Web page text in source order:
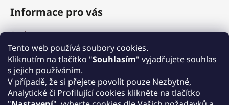
Tento web používá soubory cookies.
Kliknutím na tlačítko "Souhlasím" vyjadřujete souhlas
s jejich používáním.
V případě, že si přejete povolit pouze Nezbytné,
Analytické či Profilující cookies klikněte na tlačítko
Informace pro vás
O nás
Výhody a garance
Množstevní slevy
Způsob nákupu a dopravy
Reklamace
Obchodní podmínky